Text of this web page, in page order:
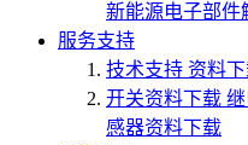
新能源电子部件
服务支持
技术支持 资料
开关资料下载
感器资料下载